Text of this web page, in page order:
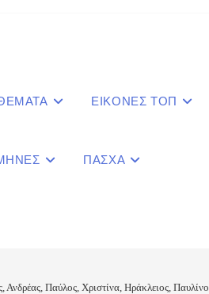
ΕΙΚΟΝΕΣ ΤΟΠ
ΠΑΣΧΑ
Ανδρέας, Παύλος, Χριστίνα, Ηράκλειος,